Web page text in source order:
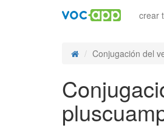
crear
Conjugación del